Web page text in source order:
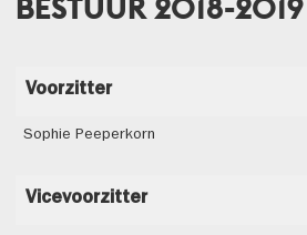
Voorzitter
Sophie Peeperkorn
Vicevoorzitter